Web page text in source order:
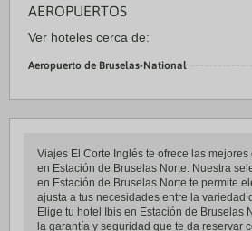
AEROPUERTOS
Ver hoteles cerca de:
Aeropuerto de Bruselas-National
Viajes El Corte Inglés te ofrece las
en Estación de Bruselas Norte. Nuestra
en Estación de Bruselas Norte te permite
ajusta a tus necesidades entre la variedad
Elige tu hotel Ibis en Estación de Bruselas
la garantía y seguridad que te da reservar